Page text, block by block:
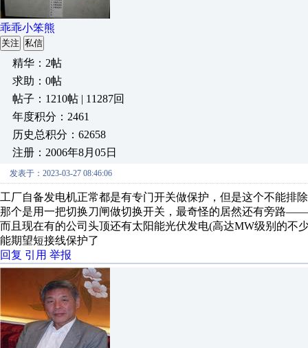
乖乖小笨熊
关注 私信
精华：2帖
求助：0帖
帖子：1210帖 | 11287回
年度积分：2461
历史总积分：62658
注册：2006年8月05日
发表于：2023-03-27 08:46:06
工厂自备发电机正常都是有专门开关做保护，但是这个不能排
那个是用一把切换刀闸做切换开关，最奇怪的居然还有旁路
而且现在有的公司头顶还有太阳能光伏发电(高达MW级别的不
能期望短接线保护了
回复 引用 举报